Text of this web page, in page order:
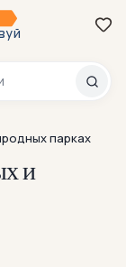
парках
и